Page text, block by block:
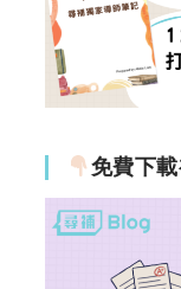
免費下